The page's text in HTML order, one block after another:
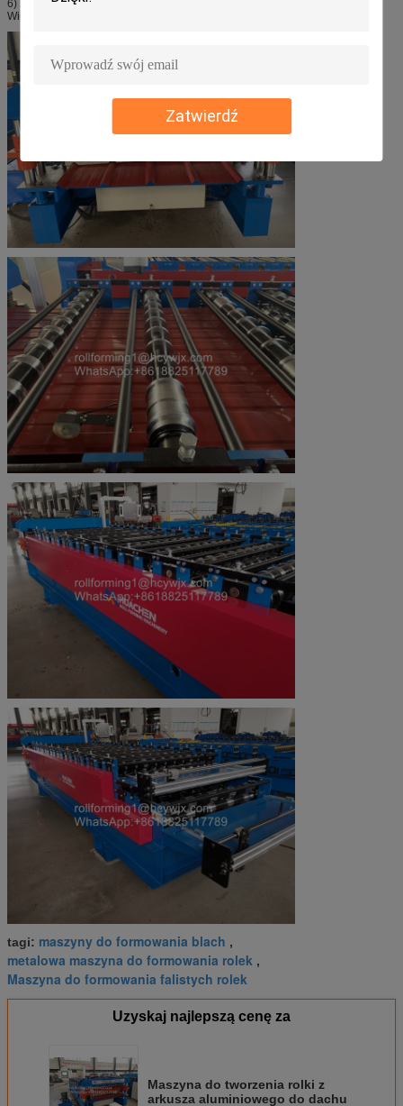
Zatwierdź
6) P: Czy sprzedajecie tylko standardowe maszyny?
Większość maszyn jest wykonywana na zamówienie.
tagi: maszyny do formowania blach ,
metalowa maszyna do formowania rolek ,
Maszyna do formowania falistych rolek
Uzyskaj najlepszą cenę za
Maszyna do tworzenia rolki z
arkusza aluminiowego do dachu